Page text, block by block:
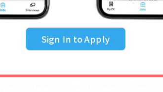
Sign In to Apply